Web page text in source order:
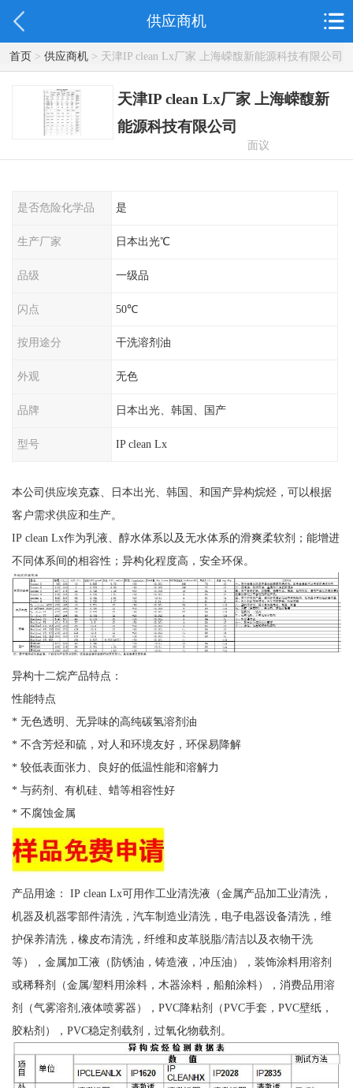
供应商机
首页> 供应商机> 天津IP clean Lx厂家 上海嵘馥新能源科技有限公司
天津IP clean Lx厂家 上海嵘馥新
能源科技有限公司
面议
是否危险化学品 是
生产厂家 日本出光℃
品级 一级品
闪点 50℃
按用途分 干洗溶剂油
外观 无色
品牌 日本出光、韩国、国产
型号 IP clean Lx
本公司供应埃克森、日本出光、韩国、和国产异构烷烃，可以根据
客户需求供应和生产。
IP clean Lx作为乳液、醇水体系以及无水体系的滑爽柔软剂；能增进
不同体系间的相容性；异构化程度高，安全环保。
异构十二烷产品特点：
性能特点
* 无色透明、无异味的高纯碳氢溶剂油
* 不含芳烃和硫，对人和环境友好，环保易降解
* 较低表面张力、良好的低温性能和溶解力
* 与药剂、有机硅、蜡等相容性好
* 不腐蚀金属
产品用途： IP clean Lx可用作工业清洗液（金属产品加工业清洗，
机器及机器零部件清洗，汽车制造业清洗，电子电器设备清洗，维
护保养清洗，橡皮布清洗，纤维和皮革脱脂/清洁以及衣物干洗
等），金属加工液（防锈油，铸造液，冲压油），装饰涂料用溶剂
或稀释剂（金属/塑料用涂料，木器涂料，船舶涂料），消费品用溶
剂（气雾溶剂,液体喷雾器），PVC降粘剂（PVC手套，PVC壁纸，
胶粘剂），PVC稳定剂载剂，过氧化物载剂。